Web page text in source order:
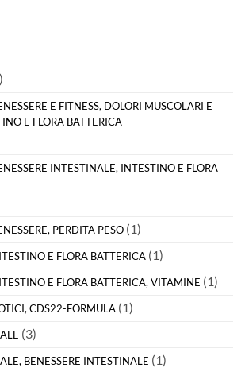
E FITNESS, DOLORI MUSCOLARI E
E FLORA BATTERICA
INTESTINALE, INTESTINO E FLORA
PERDITA PESO (1)
E FLORA BATTERICA (1)
E FLORA BATTERICA, VITAMINE (1)
CDS22-FORMULA (1)
(3)
BENESSERE INTESTINALE (1)